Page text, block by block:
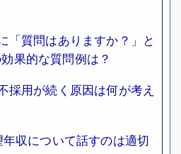
「質問はありますか？」と
果的な質問例は？
採用が続く原因は何が考え
収について話すのは適切